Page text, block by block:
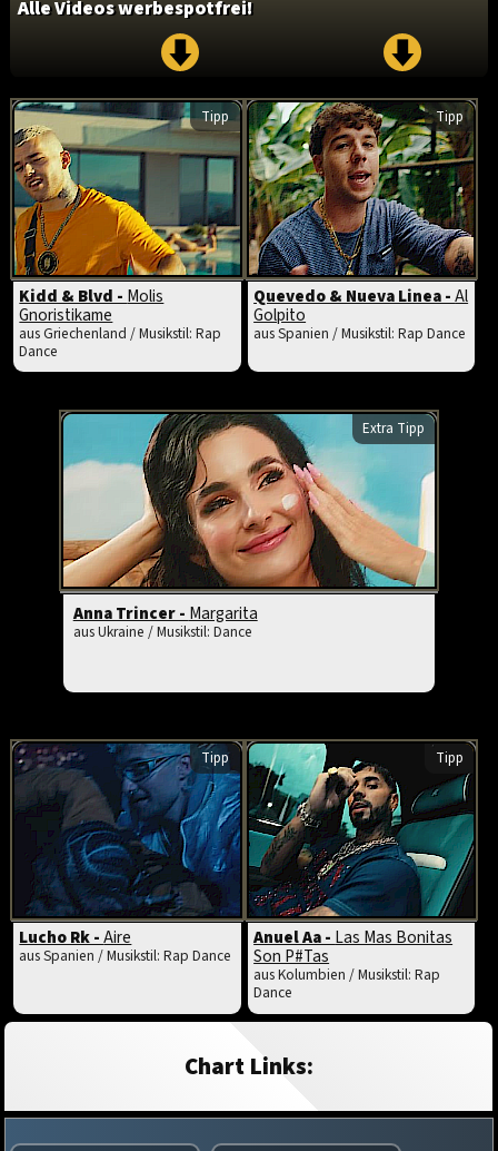
Alle Videos werbespotfrei!
Tipp
Kidd & Blvd - Molis
Gnoristikame
aus Griechenland / Musikstil: Rap
Dance
Tipp
Quevedo & Nueva Linea -Al
Golpito
aus Spanien / Musikstil: Rap Dance
Extra Tipp
Anna Trincer - Margarita
aus Ukraine / Musikstil: Dance
Tipp
Lucho Rk -Aire
aus Spanien / Musikstil: Rap Dance
Tipp
Anuel Aa -Las Mas Bonitas
Son P#Tas
aus Kolumbien / Musikstil: Rap
Dance
Chart Links: